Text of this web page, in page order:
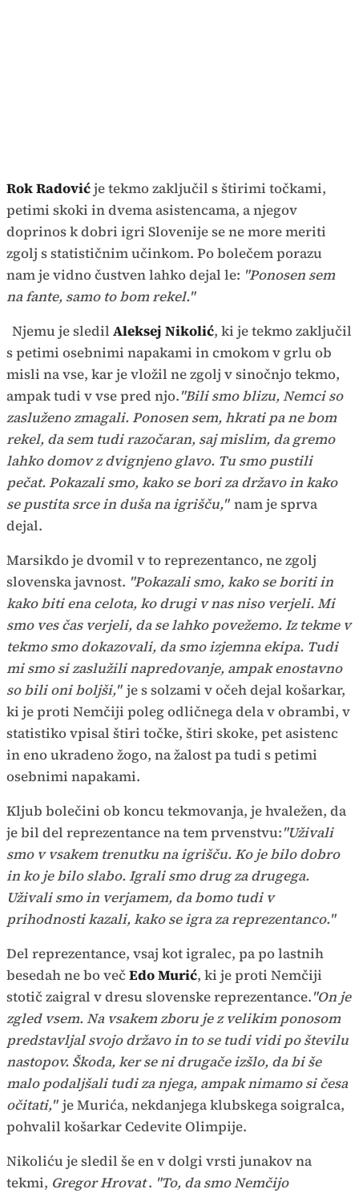
Rok Radovićje tekmo zaključil s štirimi točkami,
petimi skoki in dvema asistencama, a njegov
doprinos k dobri igri Slovenije se ne more meriti
zgolj s statističnim učinkom. Po bolečem porazu
nam je vidno čustven lahko dejal le: "Ponosen sem
na fante, samo to bom rekel."
Njemu je sledil Aleksej Nikolić, ki je tekmo zaključil
s petimi osebnimi napakami in cmokom v grlu ob
misli na vse, kar je vložil ne zgolj v sinočnjo tekmo,
ampak tudi v vse pred njo."Bili smo blizu, Nemci so
zasluženo zmagali. Ponosen sem, hkrati pa ne bom
rekel, da sem tudi razočaran, saj mislim, da gremo
lahko domov z dvignjeno glavo. Tu smo pustili
pečat. Pokazali smo, kako se bori za državo in kako
se pustita srce in duša na igrišču," nam je sprva
dejal.
Marsikdo je dvomil v to reprezentanco, ne zgolj
slovenska javnost. "Pokazali smo, kako se boriti in
kako biti ena celota, ko drugi v nas niso verjeli. Mi
smo ves čas verjeli, da se lahko povežemo. Iz tekme v
tekmo smo dokazovali, da smo izjemna ekipa. Tudi
mi smo si zaslužili napredovanje, ampak enostavno
so bili oni boljši," je s solzami v očeh dejal košarkar,
ki je proti Nemčiji poleg odličnega dela v obrambi, v
statistiko vpisal štiri točke, štiri skoke, pet asistenc
in eno ukradeno žogo, na žalost pa tudi s petimi
osebnimi napakami.
Kljub bolečini ob koncu tekmovanja, je hvaležen, da
je bil del reprezentance na tem prvenstvu:"Uživali
smo v vsakem trenutku na igrišču. Ko je bilo dobro
in ko je bilo slabo. Igrali smo drug za drugega.
Uživali smo in verjamem, da bomo tudi v
prihodnosti kazali, kako se igra za reprezentanco."
Del reprezentance, vsaj kot igralec, pa po lastnih
besedah ne bo večEdo Murić, ki je proti Nemčiji
stotič zaigral v dresu slovenske reprezentance."On je
zgled vsem. Na vsakem zboru je z velikim ponosom
predstavljal svojo državo in to se tudi vidi po številu
nastopov. Škoda, ker se ni drugače izšlo, da bi še
malo podaljšali tudi za njega, ampak nimamo si česa
očitati," je Murića, nekdanjega klubskega soigralca,
pohvalil košarkar Cedevite Olimpije.
Nikoliću je sledil še en v dolgi vrsti junakov na
tekmi, Gregor Hrovat. "To, da smo Nemčijo